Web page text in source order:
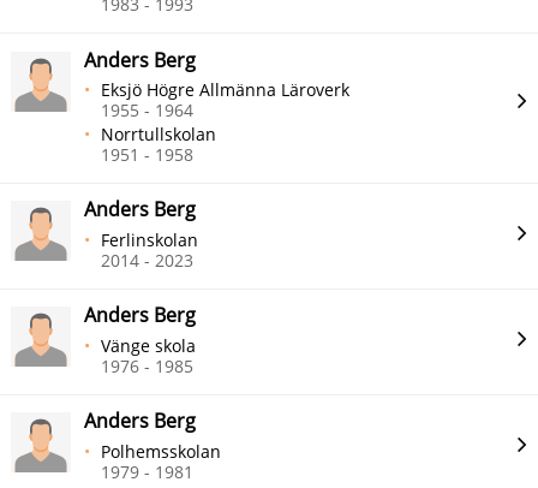
1983 - 1993
Anders Berg
Eksjö Högre Allmänna Läroverk
1955 - 1964
Norrtullskolan
1951 - 1958
Anders Berg
Ferlinskolan
2014 - 2023
Anders Berg
Vänge skola
1976 - 1985
Anders Berg
Polhemsskolan
1979 - 1981